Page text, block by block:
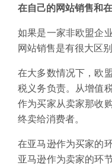
在自己的网站销售和
如果是一家非欧盟企
网站销售是有很大区别
在大多数情况下，欧
税义务负责。从增值
作为买家从卖家那收
终卖给消费者。
在亚马逊作为买家的
亚马逊作为卖家的环